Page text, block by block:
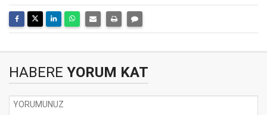
HABERE YORUM KAT